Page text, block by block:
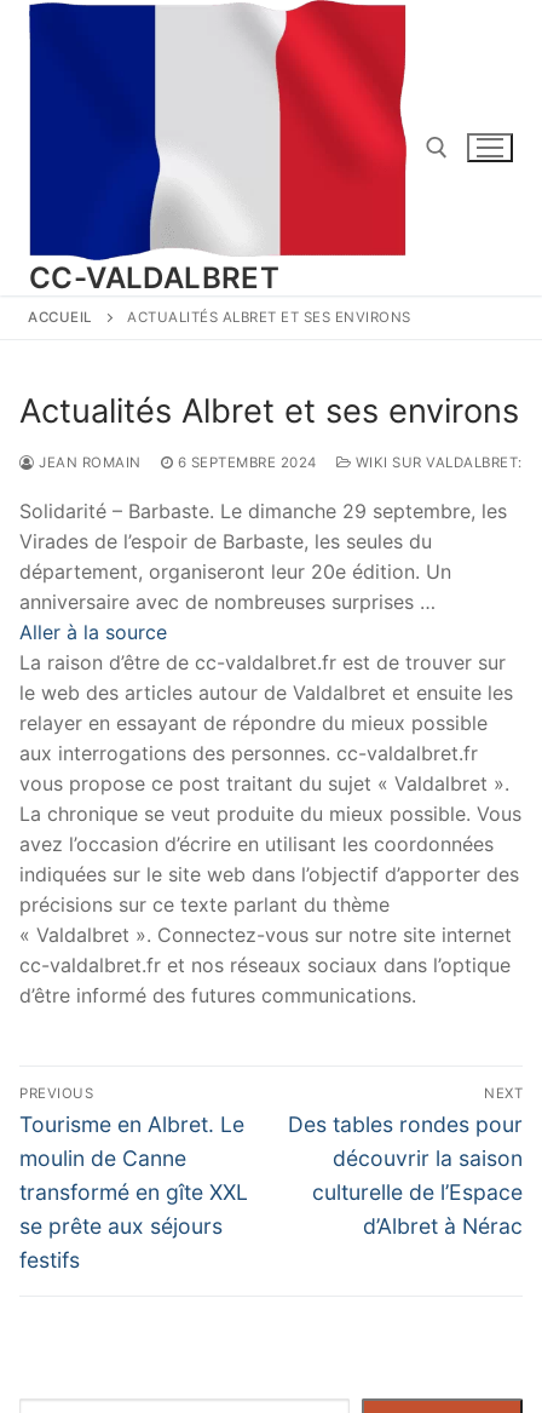
Aller
CC-VALDALBRET
ACCUEIL ACTUALITÉS ALBRET ET SES ENVIRONS
Actualités Albret et ses environs
JEAN ROMAIN 6 SEPTEMBRE 2024 WIKI SUR VALDALBRET:
Solidarité – Barbaste. Le dimanche 29 septembre, les
Virades de l’espoir de Barbaste, les seules du
département, organiseront leur 20e édition. Un
anniversaire avec de nombreuses surprises …
Aller à la source
La raison d’être de cc-valdalbret.fr est de trouver sur
le web des articles autour de Valdalbret et ensuite les
relayer en essayant de répondre du mieux possible
aux interrogations des personnes. cc-valdalbret.fr
vous propose ce post traitant du sujet « Valdalbret ».
La chronique se veut produite du mieux possible. Vous
avez l’occasion d’écrire en utilisant les coordonnées
indiquées sur le site web dans l’objectif d’apporter des
précisions sur ce texte parlant du thème
« Valdalbret ». Connectez-vous sur notre site internet
cc-valdalbret.fr et nos réseaux sociaux dans l’optique
d’être informé des futures communications.
Navigation
de
l’article
PREVIOUS
Previous
post:
Tourisme en Albret. Le
moulin de Canne
transformé en gîte XXL
se prête aux séjours
festifs
NEXT
Next
Des tables rondes pour
découvrir la saison
culturelle de l’Espace
d’Albret à Nérac